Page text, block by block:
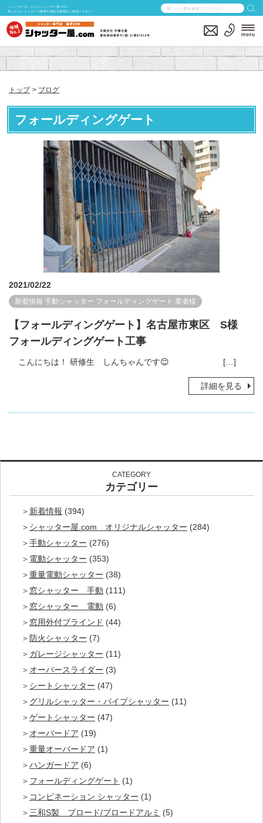
シャッターのことならシャッター屋.com
気になるシャッターの価格や商品の種類はご相談ください！
トップ ブログ
フォールディングゲート
2021/02/22
新着情報 手動シャッター フォールディングゲート 業者様
【フォールディングゲート】名古屋市東区 S様
フォールディングゲート工事
こんにちは！ 研修生 しんちゃんです😊 […]
詳細を見る
CATEGORY
カテゴリー
新着情報 (394)
シャッター屋.com オリジナルシャッター (284)
手動シャッター (276)
電動シャッター (353)
重量電動シャッター (38)
窓シャッター 手動 (111)
窓シャッター 電動 (6)
窓用外付ブラインド (44)
防火シャッター (7)
ガレージシャッター (11)
オーバースライダー (3)
シートシャッター (47)
グリルシャッター・パイプシャッター (11)
ゲートシャッター (47)
オーバードア (19)
重量オーバードア (1)
ハンガードア (6)
フォールディングゲート (1)
コンビネーション シャッター (1)
三和S製 ブロード/ブロードアルミ (5)